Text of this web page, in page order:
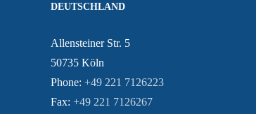
DEUTSCHLAND
Allensteiner Str. 5
50735 Köln
Phone: +49 221 7126223
Fax: +49 221 7126267